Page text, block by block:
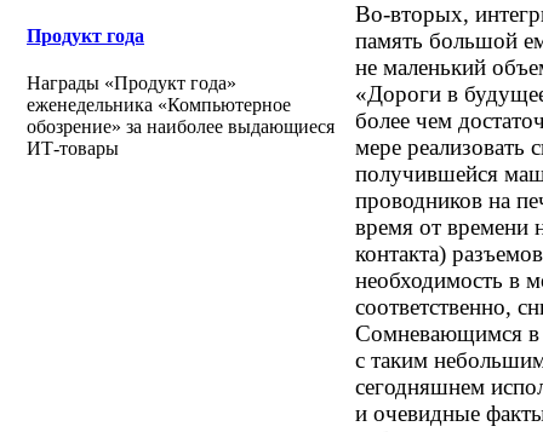
Продукт года
Награды «Продукт года»
еженедельника «Компьютерное
обозрение» за наиболее выдающиеся
ИТ-товары
Во-вторых,
память большой
не маленький
«Дороги в
более чем
мере реализовать
получившейся
проводников на
время от времени
контакта)
необходимость в
соответственно,
Сомневающимся в
с таким
сегодняшнем
и очевидные